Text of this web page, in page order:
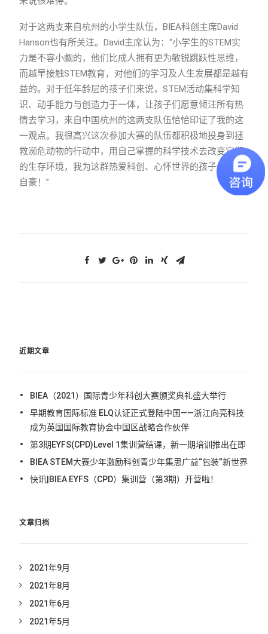
对于这两支来自杭州的小学生队伍，BIEA科创主席David
Hanson也有所关注。David主席认为：“小学生的STEM实
力是不容小觑的，他们比成人拥有更为敏锐跳跃性思维，
而越早接触STEM教育，对他们的学习及人生发展都是越有
益的。对于低年龄层的孩子们来说，STEM活动集科学知
识、动手能力与创造力于一体，让孩子们愿意倾注所有热
情去学习，来自中国杭州的这两支队伍恰恰印证了我的这
一观点。我很高兴这次参加大赛的队伍都积极地投身到拯
救濒危动物的行动中，用自己掌握的科学技术去改变它们
的生存环境，我为这群热爱科创、心怀世界的孩子们深感
自豪！”
近期文章
BIEA（2021）国际青少年科创大赛颁奖典礼盛大举行
早期教育国际标准 ELQ认证正式登陆中国——浙江向亮科技
成为英国国际教育协会中国区战略合作伙伴
第3期EYFS(CPD)Level 1集训营结课，新一期培训推出在即
BIEA STEM大赛少年激励科创青少年集思广益“包装”新世界
快讯|BIEA EYFS（CPD）集训营（第3期）开营啦！
文章归档
2021年9月
2021年8月
2021年6月
2021年5月